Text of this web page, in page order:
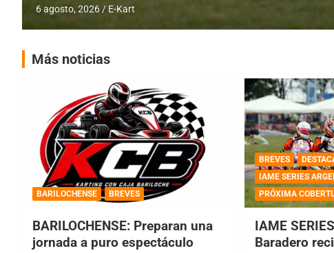
4 agosto, 2026 E-Kart
Más noticias
BARILOCHENSE BREVES
BARILOCHENSE: Preparan una
jornada a puro espectáculo
BREVES
IAME SERIES
PRÓXIMA
IAME
Baradero